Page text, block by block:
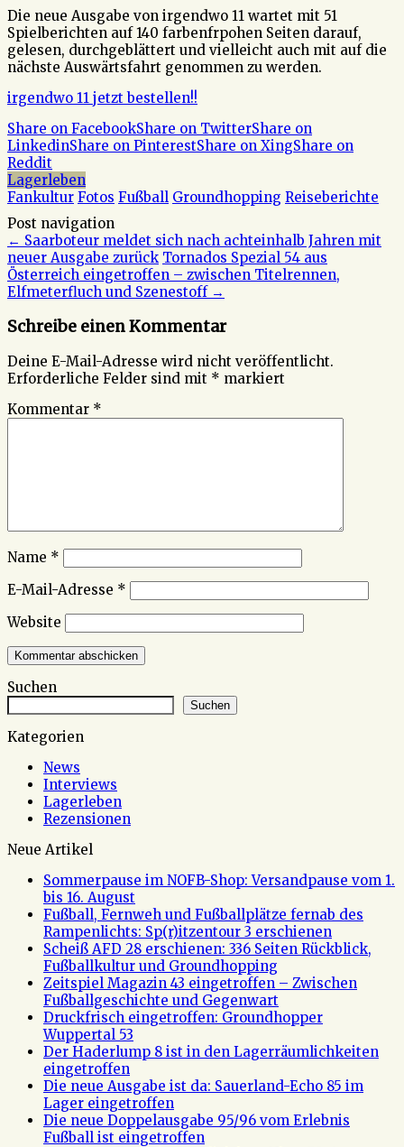
Die neue Ausgabe von irgendwo 11 wartet mit 51
Spielberichten auf 140 farbenfrpohen Seiten darauf,
gelesen, durchgeblättert und vielleicht auch mit auf die
nächste Auswärtsfahrt genommen zu werden.
irgendwo 11 jetzt bestellen!!
Share on FacebookShare on TwitterShare on
LinkedinShare on PinterestShare on XingShare on
Reddit
Lagerleben
Fankultur Fotos Fußball Groundhopping Reiseberichte
Post navigation
← Saarboteur meldet sich nach achteinhalb Jahren mit
neuer Ausgabe zurück Tornados Spezial 54 aus
Österreich eingetroffen – zwischen Titelrennen,
Elfmeterfluch und Szenestoff →
Schreibe einen Kommentar
Deine E-Mail-Adresse wird nicht veröffentlicht.
Erforderliche Felder sind mit * markiert
Kommentar *
Name *
E-Mail-Adresse *
Website
Suchen
Suchen
Kategorien
News
Interviews
Lagerleben
Rezensionen
Neue Artikel
Sommerpause im NOFB-Shop: Versandpause vom 1.
bis 16. August
Fußball, Fernweh und Fußballplätze fernab des
Rampenlichts: Sp(r)itzentour 3 erschienen
Scheiß AFD 28 erschienen: 336 Seiten Rückblick,
Fußballkultur und Groundhopping
Zeitspiel Magazin 43 eingetroffen – Zwischen
Fußballgeschichte und Gegenwart
Druckfrisch eingetroffen: Groundhopper
Wuppertal 53
Der Haderlump 8 ist in den Lagerräumlichkeiten
eingetroffen
Die neue Ausgabe ist da: Sauerland-Echo 85 im
Lager eingetroffen
Die neue Doppelausgabe 95/96 vom Erlebnis
Fußball ist eingetroffen